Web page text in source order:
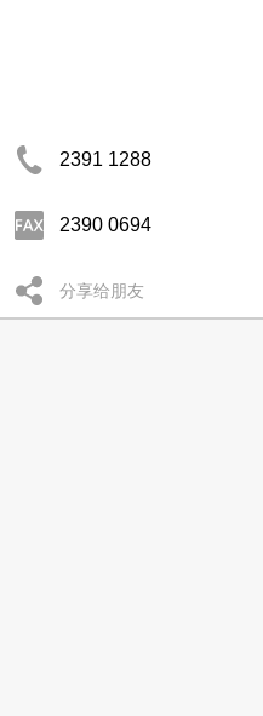
2391 1288
2390 0694
分享给朋友